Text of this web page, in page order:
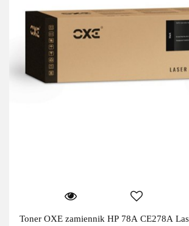
Toner OXE zamiennik HP 78A CE278A